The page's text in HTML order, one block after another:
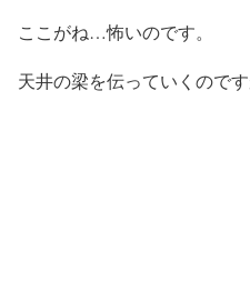
ここがね…怖いのです。
天井の梁を伝っていくのです